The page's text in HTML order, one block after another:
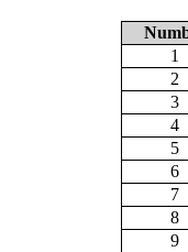
1
2
3
4
5
6
7
8
9